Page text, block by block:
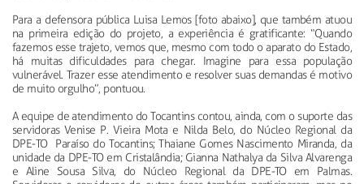
Para a defensora pública Luisa Lemos [foto abaixo], que também atuou
na primeira edição do projeto, a experiência é gratificante: “Quando
fazemos esse trajeto, vemos que, mesmo com todo o aparato do Estado,
há muitas dificuldades para chegar. Imagine para essa população
vulnerável. Trazer esse atendimento e resolver suas demandas é motivo
de muito orgulho”, pontuou.
A equipe de atendimento do Tocantins contou, ainda, com o suporte das
servidoras Venise P. Vieira Mota e Nilda Belo, do Núcleo Regional da
DPE-TO Paraíso do Tocantins; Thaiane Gomes Nascimento Miranda, da
unidade da DPE-TO em Cristalândia; Gianna Nathalya da Silva Alvarenga
e Aline Sousa Silva, do Núcleo Regional da DPE-TO em Palmas.